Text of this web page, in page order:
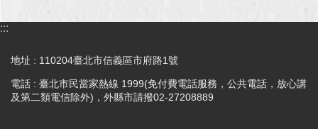
見
即
時
:::
地址 : 110204臺北市信義區市府路1號
電話 : 臺北市民當家熱線 1999(免付費電話服務，公共電話，放心講
及第二類電信除外)，外縣市請撥02-27208889